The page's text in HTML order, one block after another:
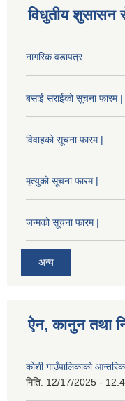
विधुतीय शुसासन
नागरिक वडापत्र
बसाई सराईको सूचना फारम |
विवाहको सूचना फारम |
मृत्युको सूचना फारम |
जन्मको सूचना फारम |
अन्य
ऐन, कानुन तथा
कोशी गाउँपालिकाको
मिति: 12/17/2025 -